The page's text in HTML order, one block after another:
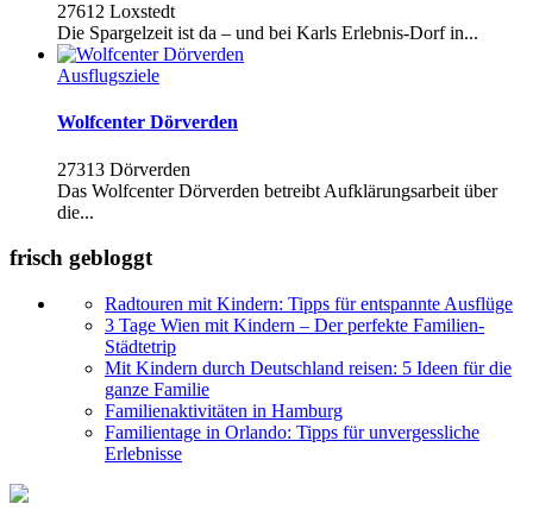
27612 Loxstedt
Die Spargelzeit ist da – und bei Karls Erlebnis-Dorf in...
Ausflugsziele
Wolfcenter Dörverden
27313 Dörverden
Das Wolfcenter Dörverden betreibt Aufklärungsarbeit über
die...
frisch gebloggt
Radtouren mit Kindern: Tipps für entspannte Ausflüge
3 Tage Wien mit Kindern – Der perfekte Familien-
Städtetrip
Mit Kindern durch Deutschland reisen: 5 Ideen für die
ganze Familie
Familienaktivitäten in Hamburg
Familientage in Orlando: Tipps für unvergessliche
Erlebnisse